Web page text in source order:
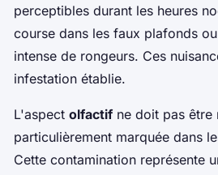
perceptibles durant les heures
course dans les faux plafonds
intense de rongeurs. Ces
infestation établie.
L'aspect olfactif ne doit pas être
particulièrement marquée dans
Cette contamination représente